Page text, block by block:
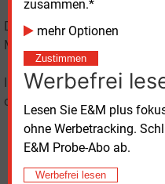
zusammen.*
mehr Optionen
Zustimmen
Werbefrei
Lesen Sie E&M plus
ohne Werbetracking.
E&M Probe-Abo ab.
Werbefrei lesen
Das Informationsportal
Marktdaten in Echtzeit.
Ihre tägliche
online Archiv für